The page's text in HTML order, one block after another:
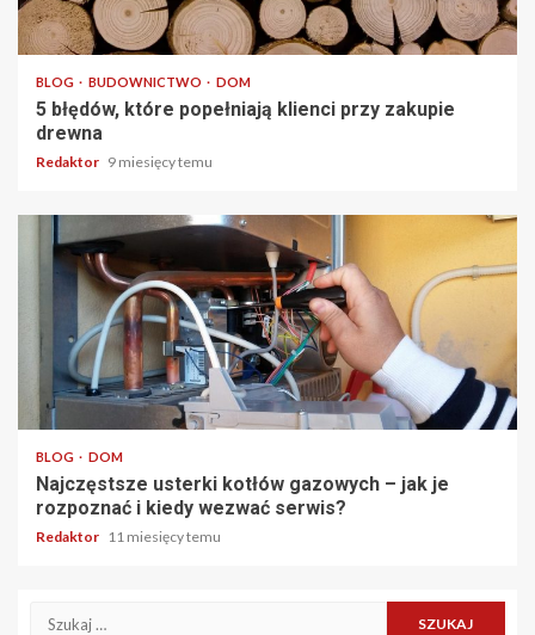
4 min odczytu
BLOG BUDOWNICTWO DOM
5 błędów, które popełniają klienci przy zakupie
drewna
Redaktor 9 miesięcy temu
5 min odczytu
BLOG DOM
Najczęstsze usterki kotłów gazowych – jak je
rozpoznać i kiedy wezwać serwis?
Redaktor 11 miesięcy temu
Szukaj: